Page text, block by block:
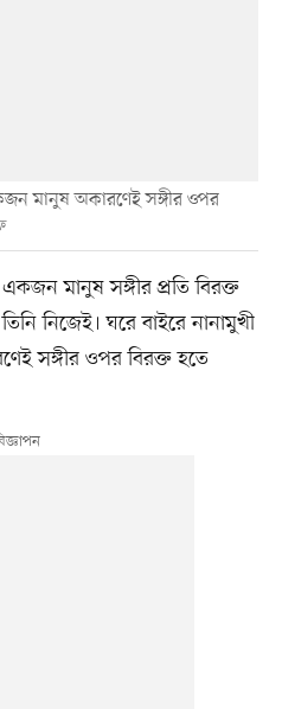
মানুষ অকারণেই সঙ্গীর ওপর
মানুষ সঙ্গীর প্রতি বিরক্ত
নিজেই। ঘরে বাইরে নানামুখী
সঙ্গীর ওপর বিরক্ত হতে